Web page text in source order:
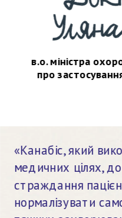
в.о. міністра
про
«Канабіс, який
медичних цілях,
страждання
нормалізувати